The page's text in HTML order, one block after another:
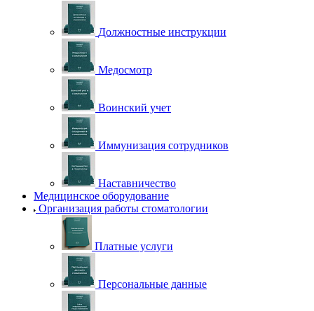
Должностные инструкции
Медосмотр
Воинский учет
Иммунизация сотрудников
Наставничество
Медицинское оборудование
Организация работы стоматологии
Платные услуги
Персональные данные